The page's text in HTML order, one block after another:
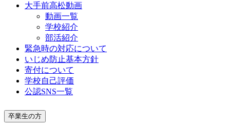
大手前高松動画
動画一覧
学校紹介
部活紹介
緊急時の対応について
いじめ防止基本方針
寄付について
学校自己評価
公認SNS一覧
卒業生の方